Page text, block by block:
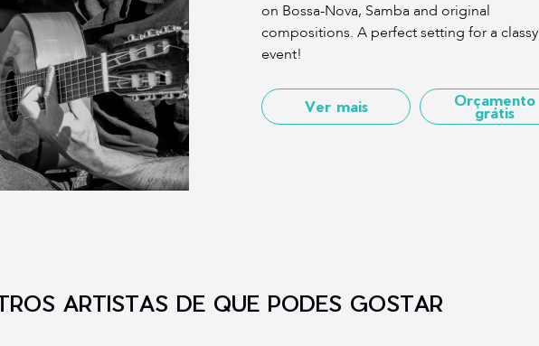
on Bossa-Nova, Samba and original
compositions. A perfect setting for a classy
event!
Ver mais Orçamento
grátis
ARTISTAS DE QUE PODES GOSTAR